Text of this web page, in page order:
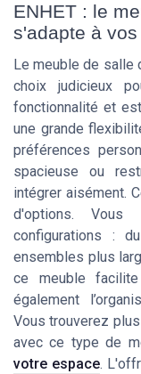
ENHET : le
s'adapte à
Le meuble de salle
choix judicieux
fonctionnalité et
une grande
préférences
spacieuse ou
intégrer aisément.
d'options. Vous
configurations :
ensembles plus
ce meuble
également
Vous trouverez
avec ce type de
votre espace.